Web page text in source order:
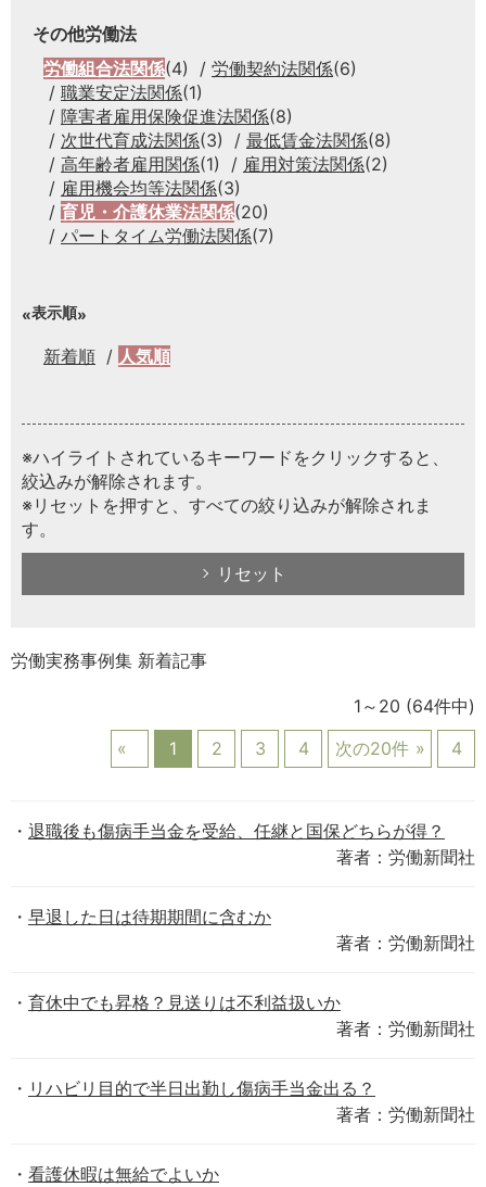
その他労働法
労働組合法関係(4) 労働契約法関係(6)
職業安定法関係(1)
障害者雇用保険促進法関係(8)
次世代育成法関係(3) 最低賃金法関係(8)
高年齢者雇用関係(1) 雇用対策法関係(2)
雇用機会均等法関係(3)
育児・介護休業法関係(20)
パートタイム労働法関係(7)
表示順
新着順 人気順
※ハイライトされているキーワードをクリックすると、
絞込みが解除されます。
※リセットを押すと、すべての絞り込みが解除されま
す。
リセット
労働実務事例集 新着記事
1～20 (64件中)
1
2 3 4 次の20件 4
退職後も傷病手当金を受給、任継と国保どちらが得？
著者：労働新聞社
早退した日は待期期間に含むか
著者：労働新聞社
育休中でも昇格？見送りは不利益扱いか
著者：労働新聞社
リハビリ目的で半日出勤し傷病手当金出る？
著者：労働新聞社
看護休暇は無給でよいか